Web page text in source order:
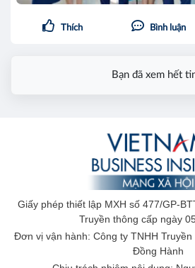
Thích Bình luận
Bạn đã xem hết
Giấy phép thiết lập MXH số 477/GP-
Truyền thông cấp ngày
Đơn vị vận hành: Công ty TNHH
Đồng Hành